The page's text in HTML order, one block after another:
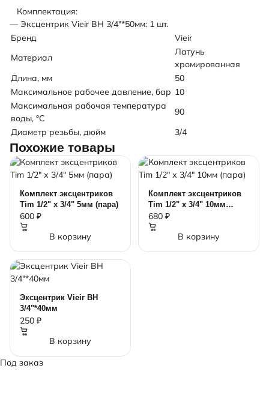
Комплектация:
— Эксцентрик Vieir ВН 3/4"*50мм: 1 шт.
Бренд
Vieir
Материал
Латунь
хромированная
Длина, мм
50
Максимальное рабочее давление, бар 10
Максимальная рабочая температура
воды, °C
90
Диаметр резьбы, дюйм
3/4
Похожие товары
Комплект эксцентриков
Tim 1/2" х 3/4" 5мм (пара)
600 ₽
В корзину
Комплект эксцентриков
Tim 1/2" х 3/4" 10мм
(пара)
680 ₽
В корзину
Эксцентрик Vieir ВН
3/4"*40мм
250 ₽
В корзину
Под заказ